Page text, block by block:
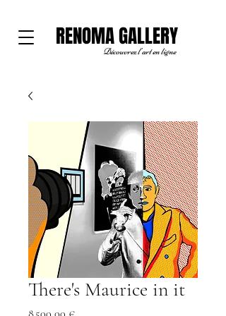
RENOMA GALLERY
Découvrez l'art en ligne
There's Maurice in it
Prix